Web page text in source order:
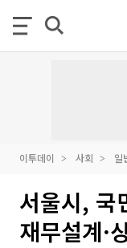
이투데이 사회 일
서울시, 국
재무설계·